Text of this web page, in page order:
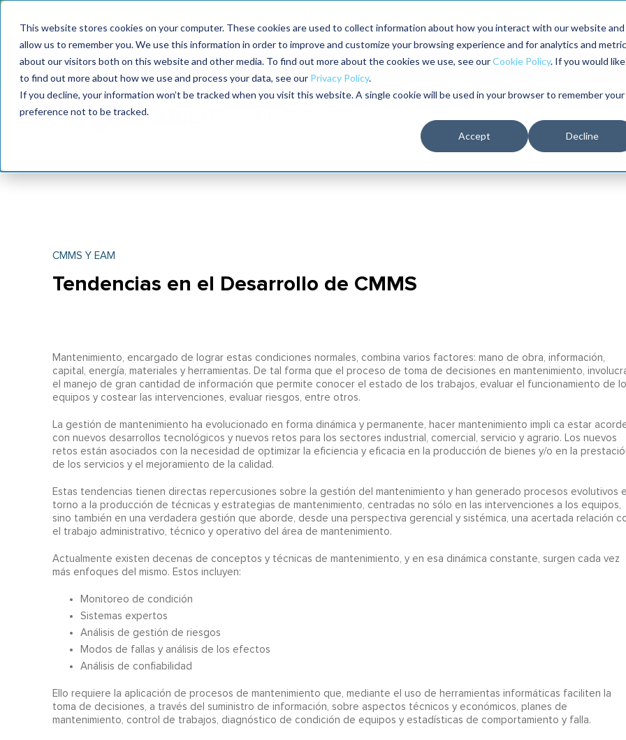
This website stores cookies on your computer. These cookies are used to collect information about how you interact with our website and
allow us to remember you. We use this information in order to improve and customize your browsing experience and for analytics and
about our visitors both on this website and other media. To find out more about the cookies we use, see ourCookie Policy. If you would like
to find out more about how we use and process your data, see our Privacy Policy.
If you decline, your information won’t be tracked when you visit this website. A single cookie will be used in your browser to remember your
preference not to be tracked.
Accept Decline
MaximoWorld
2026
International Maintenance Conference
2025
The RELIABILITY Conference®
2026
Talleres Librería
CMMS Y EAM
Tendencias en el Desarrollo de CMMS
Mantenimiento, encargado de lograr estas condiciones normales, combina varios factores: mano de obra, información,
capital, energía, materiales y herramientas. De tal forma que el proceso de toma de decisiones en mantenimiento,
el manejo de gran cantidad de información que permite conocer el estado de los trabajos, evaluar el funcionamiento de
equipos y costear las intervenciones, evaluar riesgos, entre otros.
La gestión de mantenimiento ha evolucionado en forma dinámica y permanente, hacer mantenimiento impli ca estar
con nuevos desarrollos tecnológicos y nuevos retos para los sectores industrial, comercial, servicio y agrario. Los nuevos
retos están asociados con la necesidad de optimizar la eficiencia y eficacia en la producción de bienes y/o en la
de los servicios y el mejoramiento de la calidad.
Estas tendencias tienen directas repercusiones sobre la gestión del mantenimiento y han generado procesos evolutivos
torno a la producción de técnicas y estrategias de mantenimiento, centradas no sólo en las intervenciones a los equipos,
sino también en una verdadera gestión que aborde, desde una perspectiva gerencial y sistémica, una acertada relación
el trabajo administrativo, técnico y operativo del área de mantenimiento.
Actualmente existen decenas de conceptos y técnicas de mantenimiento, y en esa dinámica constante, surgen cada vez
más enfoques del mismo. Estos incluyen:
Monitoreo de condición
Sistemas expertos
Análisis de gestión de riesgos
Modos de fallas y análisis de los efectos
Análisis de confiabilidad
Ello requiere la aplicación de procesos de mantenimiento que, mediante el uso de herramientas informáticas faciliten la
toma de decisiones, a través del suministro de información, sobre aspectos técnicos y económicos, planes de
mantenimiento, control de trabajos, diagnóstico de condición de equipos y estadísticas de comportamiento y falla.